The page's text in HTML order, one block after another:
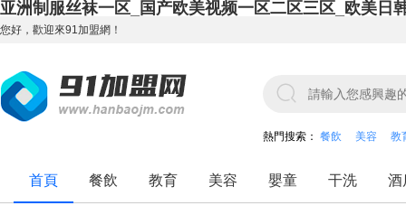
亚洲制服丝袜一区_国产欧美视频一区二区三区_欧美日
您好，歡迎來91加盟網！
熱門搜索： 餐飲 美容 教
首頁 餐飲 教育 美容 嬰童 干洗 酒